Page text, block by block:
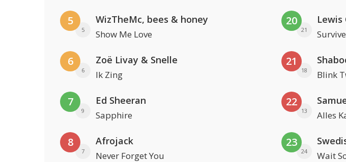
5
5
WizTheMc, bees & honey
Show Me Love
6
6
Zoë Livay & Snelle
Ik Zing
7
9
Ed Sheeran
Sapphire
8
7
Afrojack
Never Forget You
20
21
Lewis
Survive
21
18 Blink
22
13 Alles
23
24 Wait